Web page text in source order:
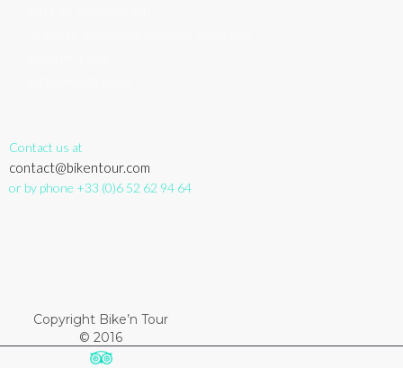
Contact us at
contact@bikentour.com
or by phone +33 (0)6 52 62 94 64
Copyright Bike’n Tour
© 2016